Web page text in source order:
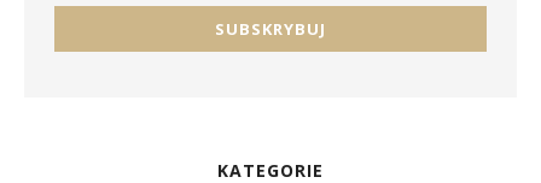
KATEGORIE